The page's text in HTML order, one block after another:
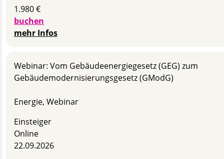
1.980 €
buchen
mehr Infos
Webinar: Vom Gebäudeenergiegesetz (GEG) zum
Gebäudemodernisierungsgesetz (GModG)
Energie, Webinar
Einsteiger
Online
22.09.2026